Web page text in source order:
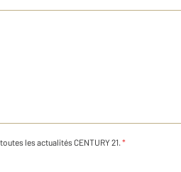
les actualités CENTURY 21. *